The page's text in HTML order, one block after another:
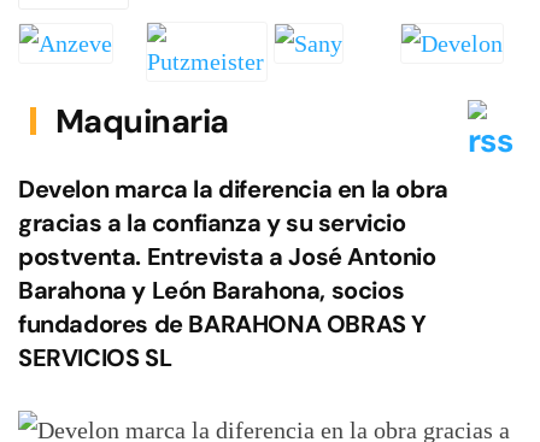
Maquinaria
Develon marca la diferencia en la obra
gracias a la confianza y su servicio
postventa. Entrevista a José Antonio
Barahona y León Barahona, socios
fundadores de BARAHONA OBRAS Y
SERVICIOS SL